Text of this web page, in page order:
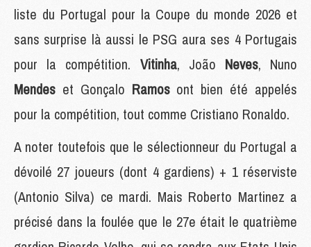
liste du Portugal pour la Coupe du monde 2026 et
sans surprise là aussi le PSG aura ses 4 Portugais
pour la compétition. Vitinha, João Neves, Nuno
Mendes et Gonçalo Ramos ont bien été appelés
pour la compétition, tout comme Cristiano Ronaldo.
A noter toutefois que le sélectionneur du Portugal a
dévoilé 27 joueurs (dont 4 gardiens) + 1 réserviste
(Antonio Silva) ce mardi. Mais Roberto Martinez a
précisé dans la foulée que le 27e était le quatrième